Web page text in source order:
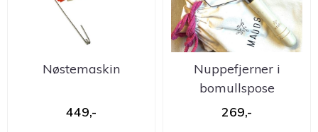
Nøstemaskin
449,-
Nuppefjerner i
bomullspose
269,-